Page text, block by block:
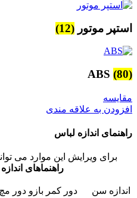
استپر موتور (12)
ABS (80)
مقایسه
افزودن به علاقه مندی
راهنمای اندازه لباس
برای ویرایش این موارد می
راهنماهای اندازه
اندازه سن دور کمر بازو دور مچ